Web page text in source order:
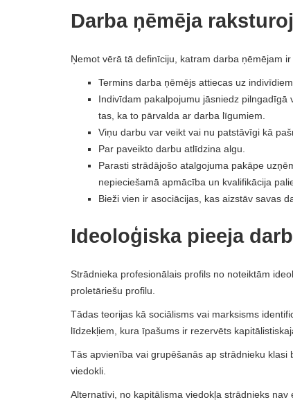
Darba ņēmēja
Ņemot vērā tā definīciju, katram darba ņēmējam
Termins darba ņēmējs attiecas uz
Indivīdam pakalpojumu jāsniedz
tas, ka to pārvalda ar darba līgumiem.
Viņu darbu var veikt vai nu patstāvīgi kā
Par paveikto darbu atlīdzina algu.
Parasti strādājošo atalgojuma pakāpe
nepieciešamā apmācība un kvalifikācija
Bieži vien ir asociācijas, kas aizstāv savas
Ideoloģiska pieeja
Strādnieka profesionālais profils no noteiktām
proletāriešu profilu.
Tādas teorijas kā sociālisms vai marksisms
līdzekļiem, kura īpašums ir rezervēts
Tās apvienība vai grupēšanās ap strādnieku
viedokli.
Alternatīvi, no kapitālisma viedokļa strādnieks